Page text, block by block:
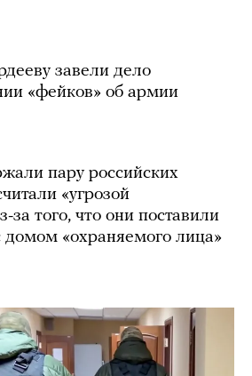
завели дело
«фейков» об армии
пару российских
«угрозой
за того, что они поставили
домом «охраняемого лица»